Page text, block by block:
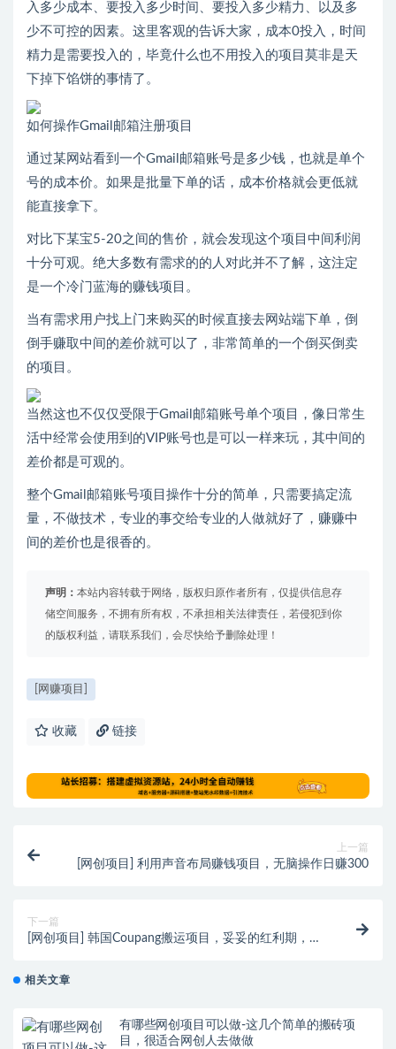
入多少成本、要投入多少时间、要投入多少精力、以及多
少不可控的因素。这里客观的告诉大家，成本0投入，时间
精力是需要投入的，毕竟什么也不用投入的项目莫非是天
下掉下馅饼的事情了。
如何操作Gmail邮箱注册项目
通过某网站看到一个Gmail邮箱账号是多少钱，也就是单个
号的成本价。如果是批量下单的话，成本价格就会更低就
能直接拿下。
对比下某宝5-20之间的售价，就会发现这个项目中间利润
十分可观。绝大多数有需求的的人对此并不了解，这注定
是一个冷门蓝海的赚钱项目。
当有需求用户找上门来购买的时候直接去网站端下单，倒
倒手赚取中间的差价就可以了，非常简单的一个倒买倒卖
的项目。
当然这也不仅仅受限于Gmail邮箱账号单个项目，像日常生
活中经常会使用到的VIP账号也是可以一样来玩，其中间的
差价都是可观的。
整个Gmail邮箱账号项目操作十分的简单，只需要搞定流
量，不做技术，专业的事交给专业的人做就好了，赚赚中
间的差价也是很香的。
声明： 本站内容转载于网络，版权归原作者所有，仅提供信息存
储空间服务，不拥有所有权，不承担相关法律责任，若侵犯到你
的版权利益，请联系我们，会尽快给予删除处理！
[网赚项目]
收藏 链接
上一篇
[网创项目] 利用声音布局赚钱项目，无脑操作日赚300
下一篇
[网创项目] 韩国Coupang搬运项目，妥妥的红利期，入
相关文章
有哪些网创项目可以做-这几个简单的搬砖项
目，很适合网创人去做做